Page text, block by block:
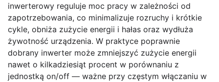
inwerterowy reguluje moc pracy w zależności od
zapotrzebowania, co minimalizuje rozruchy i krótkie
cykle, obniża zużycie energii i hałas oraz wydłuża
żywotność urządzenia. W praktyce poprawnie
dobrany inwerter może zmniejszyć zużycie energii
nawet o kilkadziesiąt procent w porównaniu z
jednostką on/off — ważne przy częstym włączaniu w